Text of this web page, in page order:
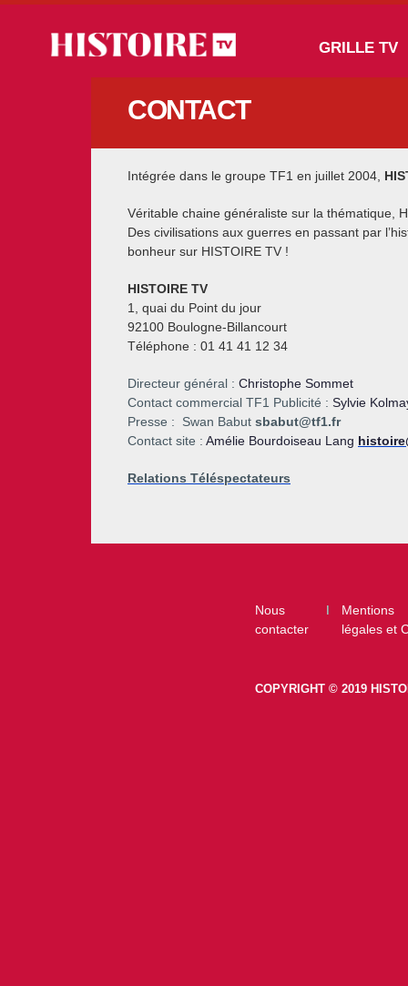
GRILLE TV
CONTACT
Intégrée dans le groupe TF1 en juillet 2004,
Véritable chaine généraliste sur la thématique,
Des civilisations aux guerres en passant par
bonheur sur HISTOIRE TV !
HISTOIRE TV
1, quai du Point du jour
92100 Boulogne-Billancourt
Téléphone : 01 41 41 12 34
Directeur général : Christophe Sommet
Contact commercial TF1 Publicité : Sylvie
Presse : Swan Babut sbabut@tf1.fr
Contact site : Amélie Bourdoiseau Lang
Relations Téléspectateurs
Footer
Nous
contacter
Mentions
légales et
COPYRIGHT © 2019